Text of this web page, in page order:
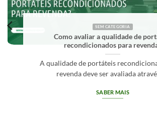
SEM CATEGORIA
Como avaliar a qualidade de
recondicionados para
A qualidade de portáteis
revenda deve ser avaliada
SABER MAIS